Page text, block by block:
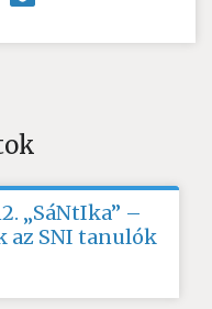
„SáNtIka” –
az SNI tanulók